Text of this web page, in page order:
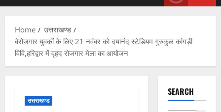
Home
उत्तराखण्ड
बेरोजगार युवकों के लिए 21 नवंबर को दयानंद स्टेडियम गुरुकुल कांगड़ी
विवि,हरिद्वार में वृहद रोजगार मेला का आयोजन
उत्तराखण्ड
SEARCH